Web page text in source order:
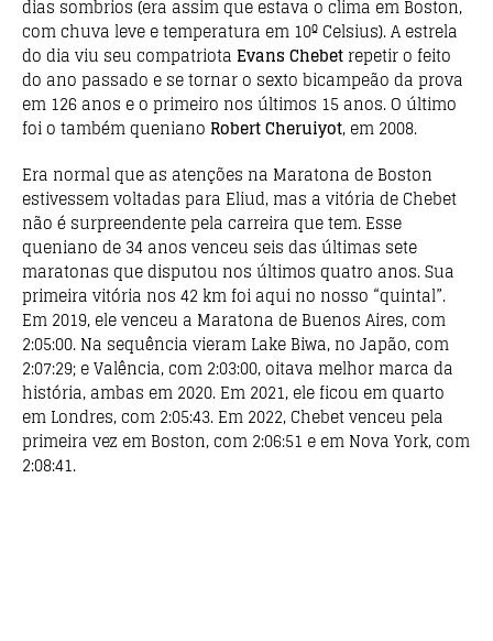
dias sombrios (era assim que estava o clima em Boston,
com chuva leve e temperatura em 10º Celsius). A estrela
do dia viu seu compatriota Evans Chebet repetir o feito
do ano passado e se tornar o sexto bicampeão da prova
em 126 anos e o primeiro nos últimos 15 anos. O último
foi o também queniano Robert Cheruiyot, em 2008.
Era normal que as atenções na Maratona de Boston
estivessem voltadas para Eliud, mas a vitória de Chebet
não é surpreendente pela carreira que tem. Esse
queniano de 34 anos venceu seis das últimas sete
maratonas que disputou nos últimos quatro anos. Sua
primeira vitória nos 42 km foi aqui no nosso “quintal”.
Em 2019, ele venceu a Maratona de Buenos Aires, com
2:05:00. Na sequência vieram Lake Biwa, no Japão, com
2:07:29; e Valência, com 2:03:00, oitava melhor marca da
história, ambas em 2020. Em 2021, ele ficou em quarto
em Londres, com 2:05:43. Em 2022, Chebet venceu pela
primeira vez em Boston, com 2:06:51 e em Nova York, com
2:08:41.